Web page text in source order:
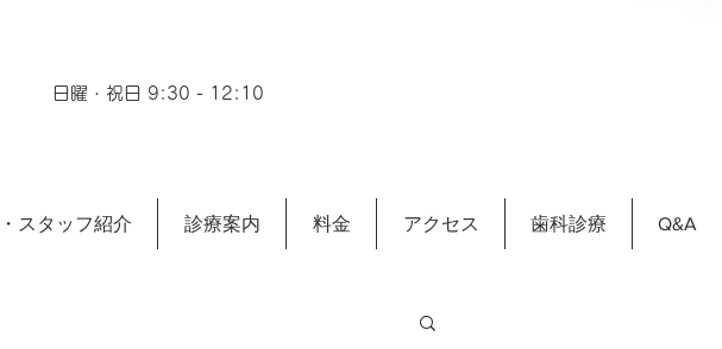
日曜・祝日 9:30 - 12:10
スタッフ紹介 診療案内 料金 アクセス 歯科診療 Q&A